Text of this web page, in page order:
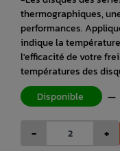
thermographiques,
performances.
indique la
l'efficacité de votre
températures des
Disponible
—
- +